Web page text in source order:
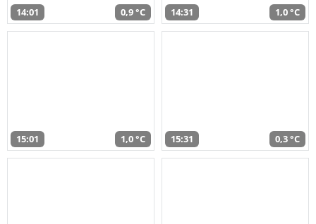
14:01 0,9 °C 14:31 1,0 °C
15:01 1,0 °C 15:31 0,3 °C